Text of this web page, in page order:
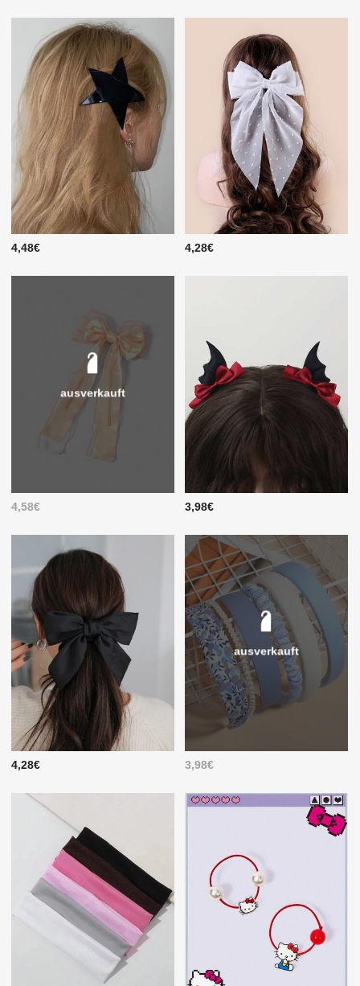
4,48€ 4,28€
ausverkauft
4,58€ 3,98€
4,28€
ausverkauft
3,98€